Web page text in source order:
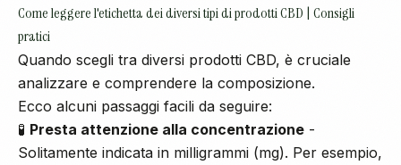
Come leggere l'etichetta dei diversi tipi di prodotti CBD | Consigli
pratici
Quando scegli tra diversi prodotti CBD, è cruciale
analizzare e comprendere la composizione.
Ecco alcuni passaggi facili da seguire:
🧪 Presta attenzione alla concentrazione -
Solitamente indicata in milligrammi (mg). Per esempio,